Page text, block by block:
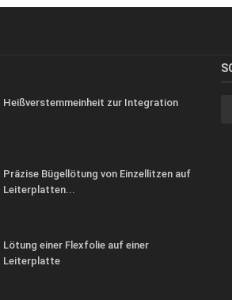
Heißverstemmeinheit zur Integration
Präzise Bügellötung von Einzellitzen auf
Leiterplatten...
Lötung einer Flexfolie auf einer
Leiterplatte